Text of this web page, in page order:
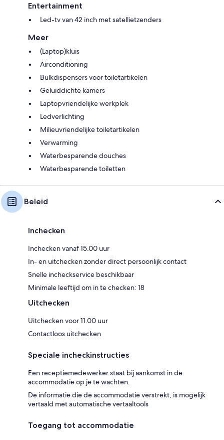
Entertainment
Led-tv van 42 inch met satellietzenders
Meer
(Laptop)kluis
Airconditioning
Bulkdispensers voor toiletartikelen
Geluiddichte kamers
Laptopvriendelijke werkplek
Ledverlichting
Milieuvriendelijke toiletartikelen
Verwarming
Waterbesparende douches
Waterbesparende toiletten
Beleid
Inchecken
Inchecken vanaf 15.00 uur
In- en uitchecken zonder direct persoonlijk contact
Snelle incheckservice beschikbaar
Minimale leeftijd om in te checken: 18
Uitchecken
Uitchecken voor 11.00 uur
Contactloos uitchecken
Speciale incheckinstructies
Een receptiemedewerker staat bij aankomst in de
accommodatie op je te wachten.
De informatie die de accommodatie verstrekt, is mogelijk
vertaald met automatische vertaaltools
Toegang tot accommodatie